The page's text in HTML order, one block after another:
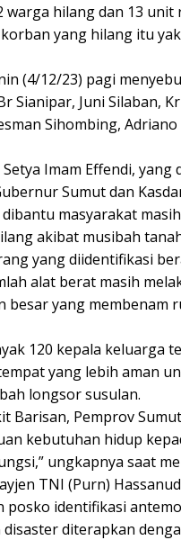
warga hilang dan 13
yang hilang itu
(4/12/23) pagi
Sianipar, Juni Silaban,
Sihombing,
Imam Effendi,
Sumut dan
masyarakat
akibat musibah
yang diidentifikasi
alat berat masih
yang membenam
120 kepala keluarga
yang lebih aman
longsor susulan.
Barisan, Pemprov
kebutuhan hidup
ungkapnya saat
TNI (Purn)
posko identifikasi
diterapkan